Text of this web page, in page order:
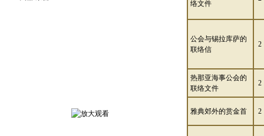
络文件
公会与锡拉库萨的
联络信
2
热那亚海事公会的
联络文件
2
雅典郊外的赏金首 2